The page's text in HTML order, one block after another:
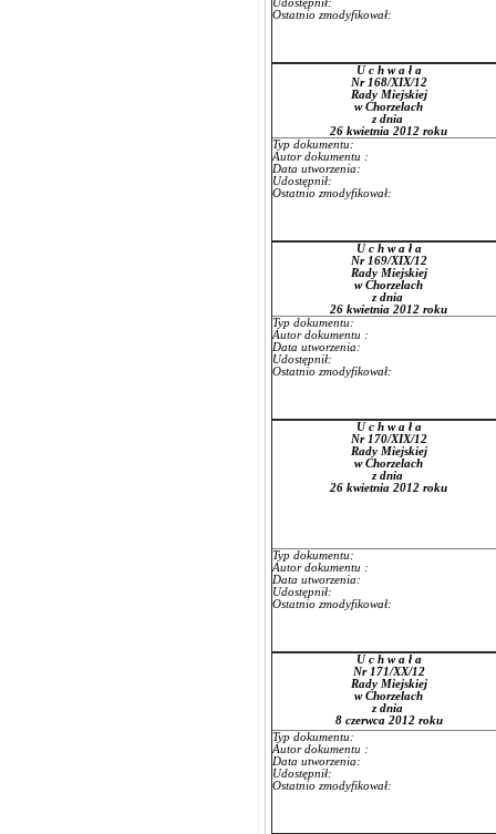
Udostępnił:
Ostatnio zmodyfikował:
U c h w a ł a
Nr 168/XIX/12
Rady Miejskiej
w Chorzelach
z dnia
26 kwietnia 2012 roku
Typ dokumentu:
Autor dokumentu :
Data utworzenia:
Udostępnił:
Ostatnio zmodyfikował:
U c h w a ł a
Nr 169/XIX/12
Rady Miejskiej
w Chorzelach
z dnia
26 kwietnia 2012 roku
Typ dokumentu:
Autor dokumentu :
Data utworzenia:
Udostępnił:
Ostatnio zmodyfikował:
U c h w a ł a
Nr 170/XIX/12
Rady Miejskiej
w Chorzelach
z dnia
26 kwietnia 2012 roku
Typ dokumentu:
Autor dokumentu :
Data utworzenia:
Udostępnił:
Ostatnio zmodyfikował:
U c h w a ł a
Nr 171/XX/12
Rady Miejskiej
w Chorzelach
z dnia
8 czerwca 2012 roku
Typ dokumentu:
Autor dokumentu :
Data utworzenia:
Udostępnił:
Ostatnio zmodyfikował: